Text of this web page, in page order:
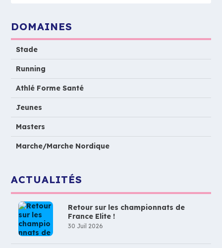
DOMAINES
Stade
Running
Athlé Forme Santé
Jeunes
Masters
Marche/Marche Nordique
ACTUALITÉS
Retour sur les championnats de
France Elite !
30 Juil 2026